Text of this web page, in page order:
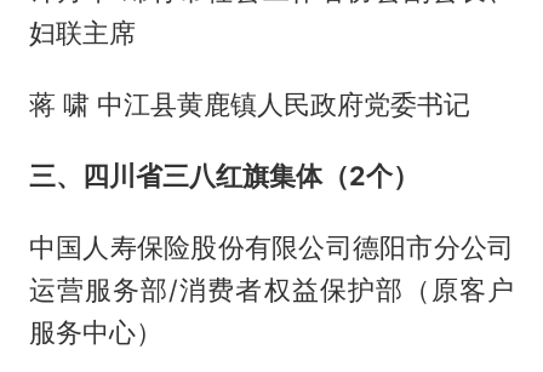
妇联主席
蒋 啸 中江县黄鹿镇人民政府党委书记
三、四川省三八红旗集体（2个）
中国人寿保险股份有限公司德阳市分公司
运营服务部/消费者权益保护部（原客户
服务中心）